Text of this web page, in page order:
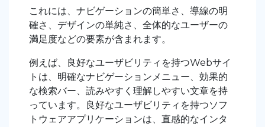
これには、ナビゲーションの簡単さ、導線の明
確さ、デザインの単純さ、全体的なユーザーの
満足度などの要素が含まれます。
例えば、良好なユーザビリティを持つWebサイ
トは、明確なナビゲーションメニュー、効果的
な検索バー、読みやすく理解しやすい文章を持
っています。良好なユーザビリティを持つソフ
トウェアアプリケーションは、直感的なインタ